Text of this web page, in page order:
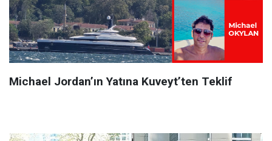
Michael Jordan’ın Yatına Kuveyt’ten Teklif